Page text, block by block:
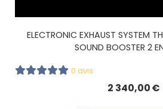
ELECTRONIC EXHAUST SYSTEM
SOUND BOOSTER 2
0 avis
2 340,00€